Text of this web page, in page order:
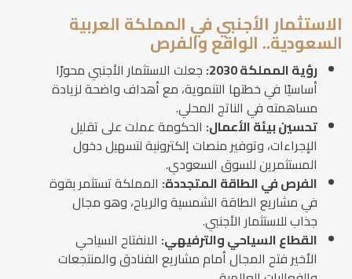
الاستثمار الأجنبي في المملكة العربية
السعودية.. الواقع والفرص
رؤية المملكة 2030:
جعلت الاستثمار الأجنبي محورًا
أساسيًا في خطتها التنموية، مع أهداف واضحة لزيادة
مساهمته في الناتج المحلي.
تحسين بيئة الأعمال: الحكومة عملت على تقليل
الإجراءات، وتوفير منصات إلكترونية لتسهيل دخول
المستثمرين للسوق السعودي.
الفرص في الطاقة المتجددة: المملكة تستثمر بقوة
في مشاريع الطاقة الشمسية والرياح، وهو مجال
جذاب للاستثمار الأجنبي.
القطاع السياحي والترفيهي: الانفتاح السياحي
الأخير فتح المجال أمام مشاريع الفنادق والمنتجعات